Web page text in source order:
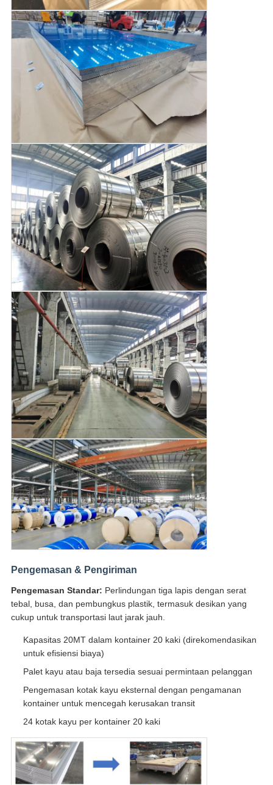
Pengemasan & Pengiriman
Pengemasan Standar: Perlindungan tiga lapis dengan serat
tebal, busa, dan pembungkus plastik, termasuk desikan yang
cukup untuk transportasi laut jarak jauh.
Kapasitas 20MT dalam kontainer 20 kaki (direkomendasikan
untuk efisiensi biaya)
Palet kayu atau baja tersedia sesuai permintaan pelanggan
Pengemasan kotak kayu eksternal dengan pengamanan
kontainer untuk mencegah kerusakan transit
24 kotak kayu per kontainer 20 kaki